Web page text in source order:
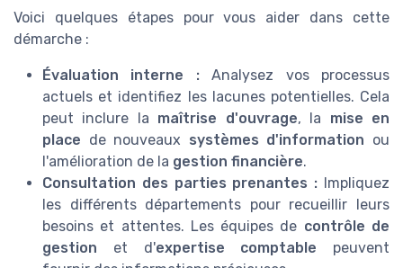
Voici quelques étapes pour vous aider dans cette
démarche :
Évaluation interne :Analysez vos processus
actuels et identifiez les lacunes potentielles. Cela
peut inclure la maîtrise d'ouvrage, la mise en
place de nouveaux systèmes d'information ou
l'amélioration de la gestion financière.
Consultation des parties prenantes : Impliquez
les différents départements pour recueillir leurs
besoins et attentes. Les équipes de contrôle de
gestion et d'expertise comptable peuvent